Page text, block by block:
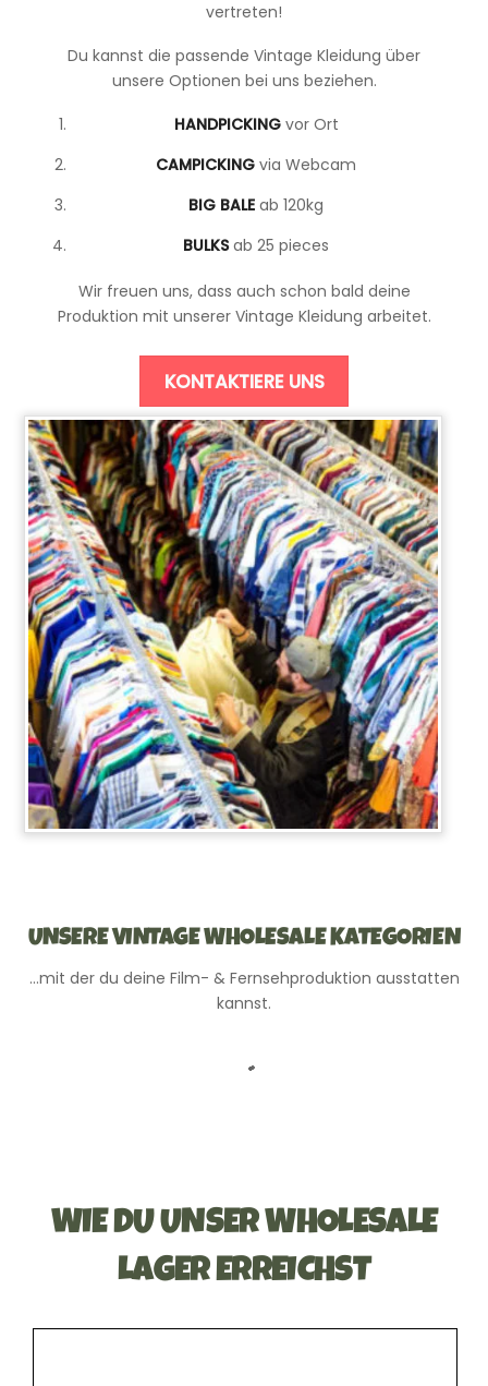
vertreten!
Du kannst die passende Vintage Kleidung über
unsere Optionen bei uns beziehen.
HANDPICKINGvor Ort
CAMPICKING via Webcam
BIG BALE ab 120kg
BULKSab 25 pieces
Wir freuen uns, dass auch schon bald deine
Produktion mit unserer Vintage Kleidung arbeitet.
KONTAKTIERE UNS
UNSERE VINTAGE WHOLESALE KATEGORIEN
…mit der du deine Film- & Fernsehproduktion ausstatten
kannst.
WIE DU UNSER WHOLESALE
LAGER ERREICHST